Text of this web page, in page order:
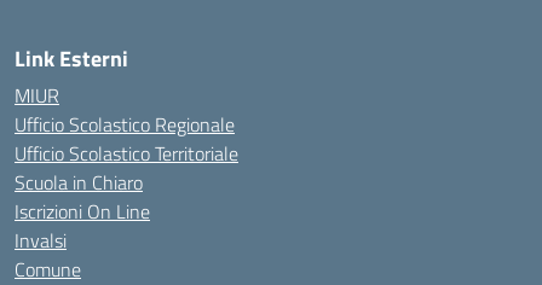
Link Esterni
MIUR
Ufficio Scolastico Regionale
Ufficio Scolastico Territoriale
Scuola in Chiaro
Iscrizioni On Line
Invalsi
Comune